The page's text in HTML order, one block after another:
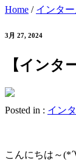
Home / インタ
3月 27, 2024
【インタ
Posted in : イン
こんにちは～